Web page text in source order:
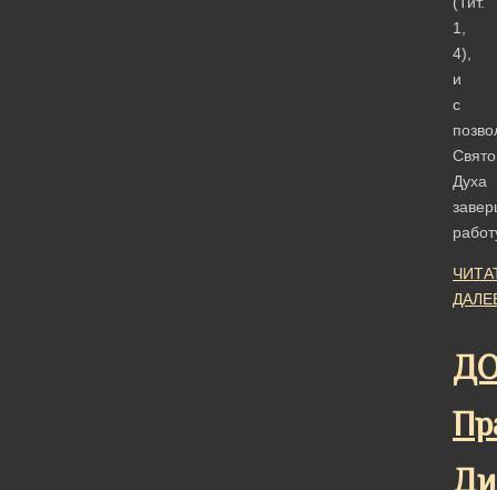
1,
4),
и
с
Духа